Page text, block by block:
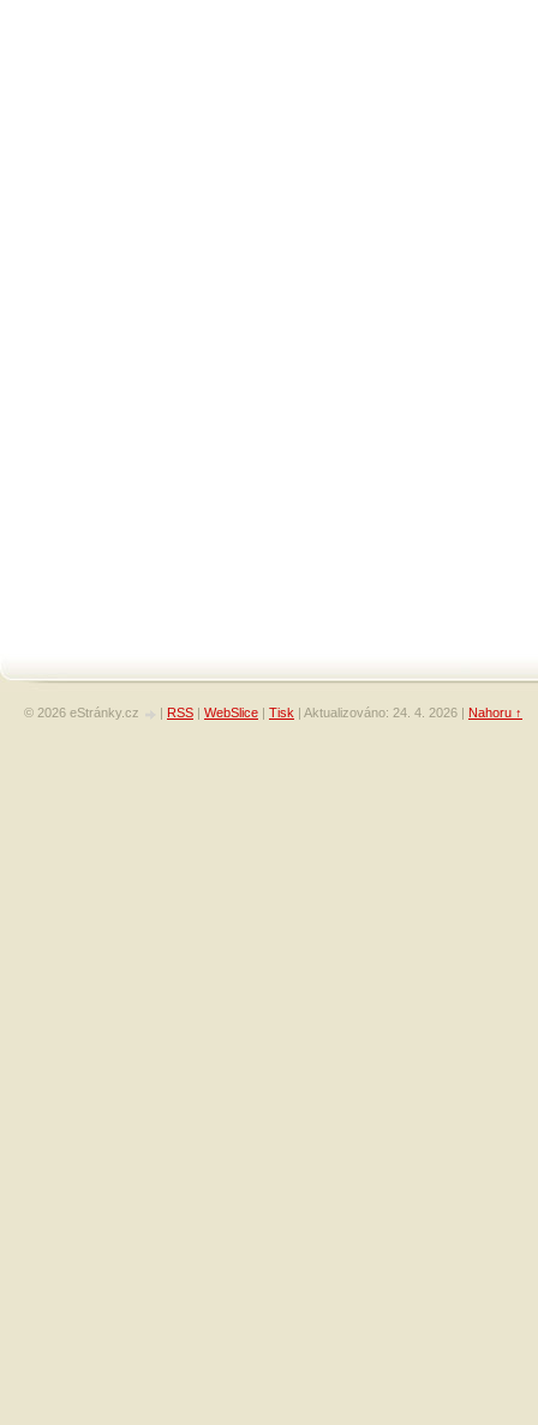
© 2026 eStránky.cz | RSS | WebSlice | Tisk | Aktualizováno: 24. 4. 2026 | Nahoru ↑